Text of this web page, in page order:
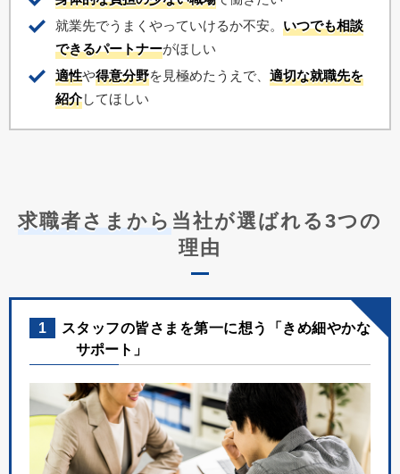
就業先でうまくやっていけるか不安。 いつでも相談
できるパートナーがほしい
適性や得意分野を見極めたうえで、 適切な就職先を
紹介してほしい
求職者さまから 当社が選ばれる3つの
理由
1
スタッフの皆さまを第一に想う「きめ細やかな
サポート」